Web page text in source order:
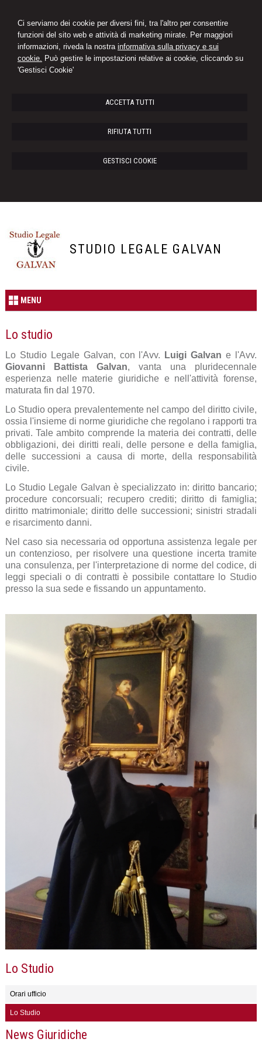
Ci serviamo dei cookie per diversi fini, tra l'altro per consentire
funzioni del sito web e attività di marketing mirate. Per maggiori
informazioni, riveda la nostra informativa sulla privacy e sui
cookie. Può gestire le impostazioni relative ai cookie, cliccando su
'Gestisci Cookie'
ACCETTA TUTTI
RIFIUTA TUTTI
GESTISCI COOKIE
STUDIO LEGALE GALVAN
MENU
Lo studio
Lo Studio Legale Galvan, con l'Avv. Luigi Galvan e l'Avv.
Giovanni Battista Galvan, vanta una pluridecennale
esperienza nelle materie giuridiche e nell'attività forense,
maturata fin dal 1970.
Lo Studio opera prevalentemente nel campo del diritto civile,
ossia l'insieme di norme giuridiche che regolano i rapporti tra
privati. Tale ambito comprende la materia dei contratti, delle
obbligazioni, dei diritti reali, delle persone e della famiglia,
delle successioni a causa di morte, della responsabilità
civile.
Lo Studio Legale Galvan è specializzato in: diritto bancario;
procedure concorsuali; recupero crediti; diritto di famiglia;
diritto matrimoniale; diritto delle successioni; sinistri stradali
e risarcimento danni.
Nel caso sia necessaria od opportuna assistenza legale per
un contenzioso, per risolvere una questione incerta tramite
una consulenza, per l'interpretazione di norme del codice, di
leggi speciali o di contratti è possibile contattare lo Studio
presso la sua sede e fissando un appuntamento.
Lo Studio
Orari ufficio
Lo Studio
News Giuridiche